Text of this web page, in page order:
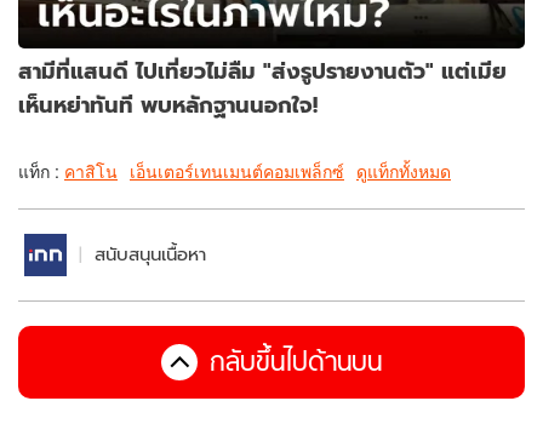
สามีที่แสนดี ไปเที่ยวไม่ลืม "ส่งรูปรายงานตัว" แต่เมีย
เห็นหย่าทันที พบหลักฐานนอกใจ!
แท็ก : คาสิโน เอ็นเตอร์เทนเมนต์คอมเพล็กซ์ ดูแท็กทั้งหมด
สนับสนุนเนื้อหา
กลับขึ้นไปด้านบน